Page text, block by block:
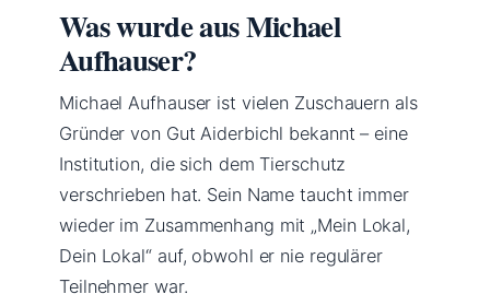
Was wurde aus Michael
Aufhauser?
Michael Aufhauser ist vielen Zuschauern als
Gründer von Gut Aiderbichl bekannt – eine
Institution, die sich dem Tierschutz
verschrieben hat. Sein Name taucht immer
wieder im Zusammenhang mit „Mein Lokal,
Dein Lokal“ auf, obwohl er nie regulärer
Teilnehmer war.